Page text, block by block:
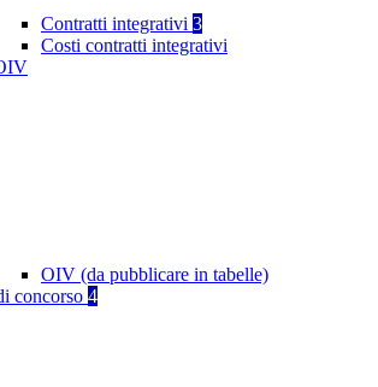
Contratti integrativi 3
Costi contratti integrativi
OIV (da pubblicare in tabelle)
concorso 4